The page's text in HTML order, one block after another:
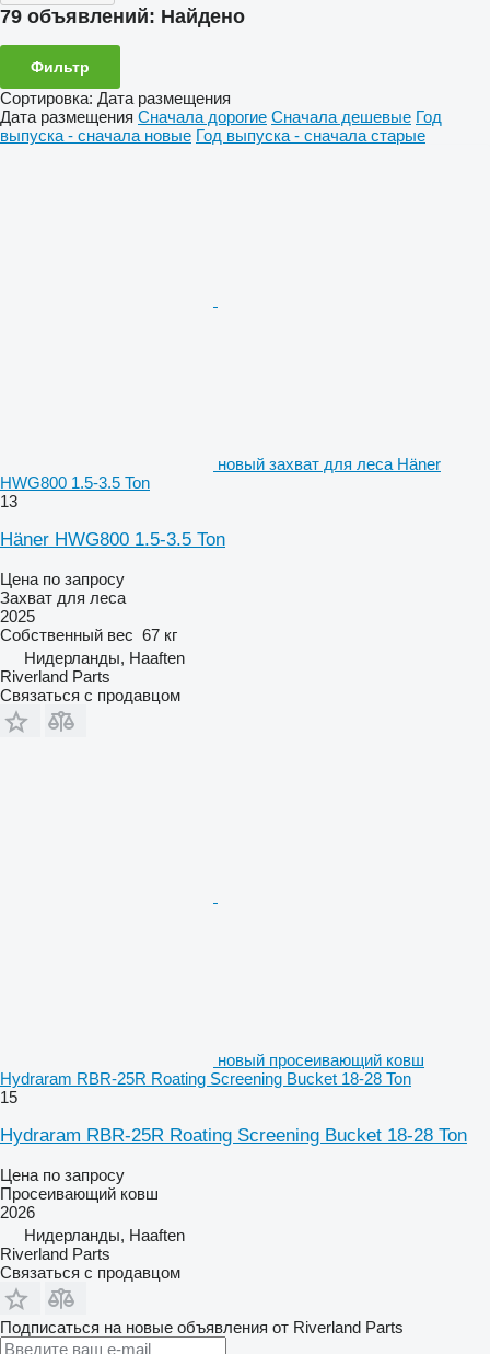
79 объявлений: Найдено
Фильтр
Сортировка: Дата размещения
Дата размещения Сначала дорогие Сначала дешевые Год
выпуска - сначала новые Год выпуска - сначала старые
новый захват для леса Häner
HWG800 1.5-3.5 Ton
13
Häner HWG800 1.5-3.5 Ton
Цена по запросу
Захват для леса
2025
Собственный вес 67 кг
Нидерланды, Haaften
Riverland Parts
Связаться с продавцом
новый просеивающий ковш
Hydraram RBR-25R Roating Screening Bucket 18-28 Ton
15
Hydraram RBR-25R Roating Screening Bucket 18-28 Ton
Цена по запросу
Просеивающий ковш
2026
Нидерланды, Haaften
Riverland Parts
Связаться с продавцом
Подписаться на новые объявления от Riverland Parts